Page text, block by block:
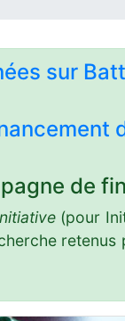
sur
de
(pour